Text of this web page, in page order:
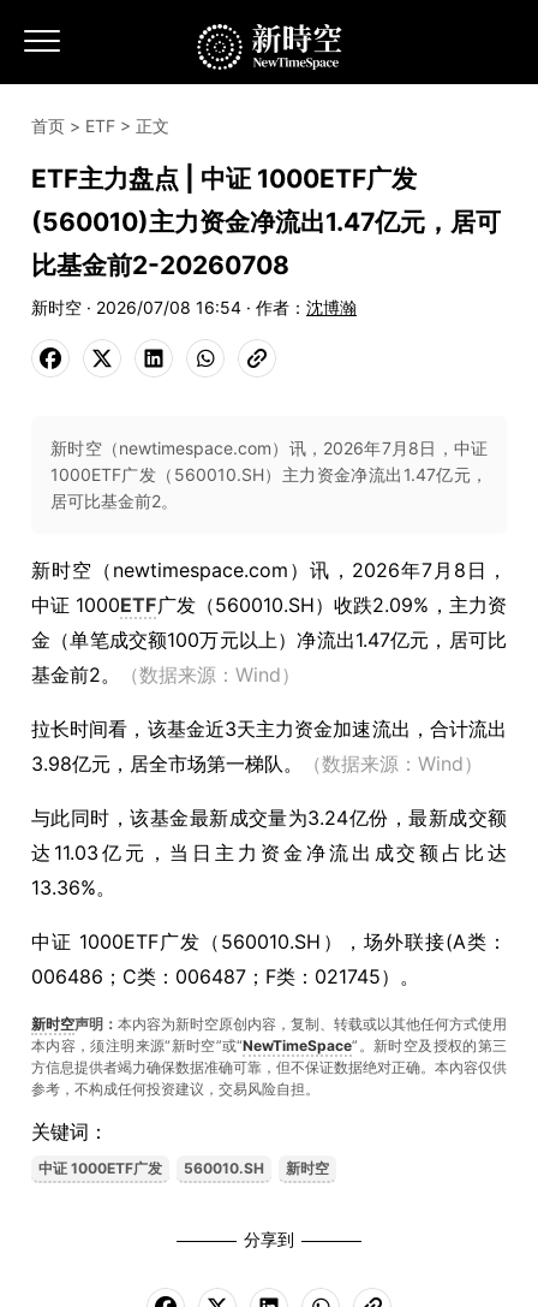
首页 > ETF > 正文
ETF主力盘点 | 中证 1000ETF广发
(560010)主力资金净流出1.47亿元，居可
比基金前2-20260708
新时空 · 2026/07/08 16:54 · 作者： 沈博瀚
新时空（newtimespace.com）讯，2026年7月8日，中证
1000ETF广发（560010.SH）主力资金净流出1.47亿元，
居可比基金前2。
新时空（ newtimespace.com ）讯， 2026年7月8日，
中证 1000ETF广发（560010.SH）收跌2.09%，主力资
金（单笔成交额100万元以上）净流出1.47亿元，居可比
基金前2。
（数据来源：Wind）
拉长时间看，该基金近3天主力资金加速流出，合计流出
3.98亿元，居全市场第一梯队。
（数据来源：Wind）
与此同时，该基金最新成交量为3.24亿份，最新成交额
达11.03亿元，当日主力资金净流出成交额占比达
13.36%。
中证 1000ETF广发（560010.SH），场外联接(A类：
006486；C类：006487；F类：021745）。
新时空声明： 本内容为新时空原创内容，复制、转载或以其他任何方式使用
本内容，须注明来源“新时空”或“NewTimeSpace”。新时空及授权的第三
方信息提供者竭力确保数据准确可靠，但不保证数据绝对正确。本內容仅供
参考，不构成任何投资建议，交易风险自担。
关键词：
中证 1000ETF广发 560010.SH 新时空
分享到